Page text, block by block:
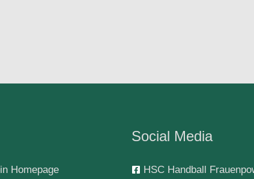
Homepage
Social Media
HSC Handball